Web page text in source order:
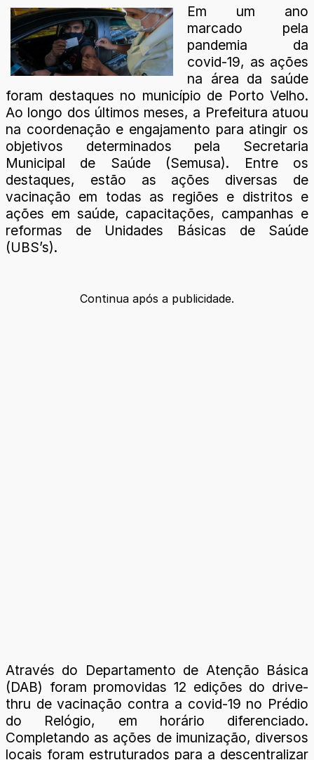
Em um ano
marcado pela
pandemia da
covid-19, as ações
na área da saúde
foram destaques no município de Porto Velho.
Ao longo dos últimos meses, a Prefeitura atuou
na coordenação e engajamento para atingir os
objetivos determinados pela Secretaria
Municipal de Saúde (Semusa). Entre os
destaques, estão as ações diversas de
vacinação em todas as regiões e distritos e
ações em saúde, capacitações, campanhas e
reformas de Unidades Básicas de Saúde
(UBS’s).
Continua após a publicidade.
Através do Departamento de Atenção Básica
(DAB) foram promovidas 12 edições do drive-
thru de vacinação contra a covid-19 no Prédio
do Relógio, em horário diferenciado.
Completando as ações de imunização, diversos
locais foram estruturados para a descentralizar